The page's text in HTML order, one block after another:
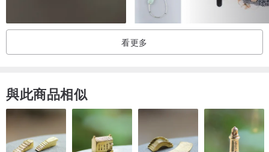
看更多
與此商品相似